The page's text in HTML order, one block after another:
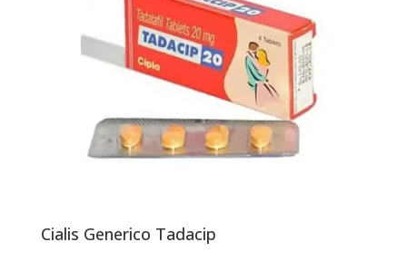
Cialis Generico Tadacip